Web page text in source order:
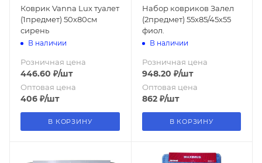
Коврик Vanna Lux туалет
(1предмет) 50х80см
сирень
В наличии
Розничная цена
446.60 ₽/шт
Оптовая цена
406 ₽/шт
В КОРЗИНУ
Набор ковриков Залел
(2предмет) 55х85/45х55
фиол.
В наличии
Розничная цена
948.20 ₽/шт
Оптовая цена
862₽/шт
В КОРЗИНУ